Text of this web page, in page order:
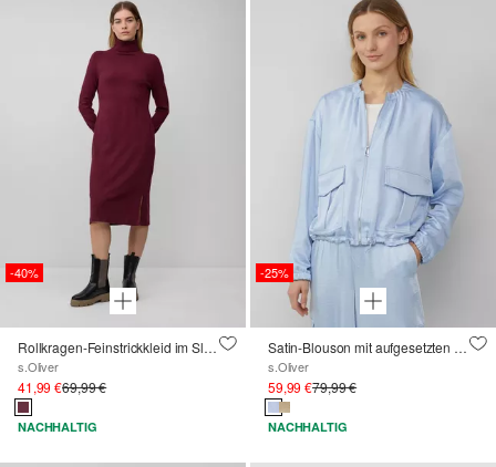
-40%
Rollkragen-Feinstrickkleid im Slim Fit aus Viskosemix
s.Oliver
41,99 €69,99 €
NACHHALTIG
-25%
Satin-Blouson mit aufgesetzten Taschen und elastischem Saum
s.Oliver
59,99 €79,99 €
NACHHALTIG